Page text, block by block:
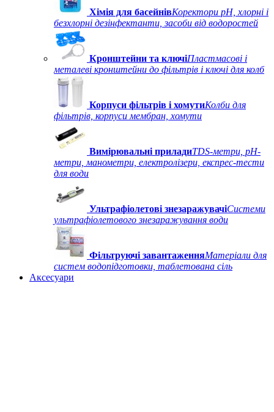
Хімія для басейнівКоректори рН, хлорні і
безхлорні дезінфектанти, засоби від водоростей
Кронштейни та ключіПластмасові і
металеві кронштейни до фільтрів і ключі для колб
Корпуси фільтрів і хомутиКолби для
фільтрів, корпуси мембран, хомути
Вимірювальні приладиTDS-метри, рН-
метри, манометри, електролізери, експрес-тести
для води
Ультрафіолетові знезаражувачіСистеми
ультрафіолетового знезаражування води
Фільтруючі завантаженняМатеріали для
систем водопідготовки, таблетована сіль
Аксесуари